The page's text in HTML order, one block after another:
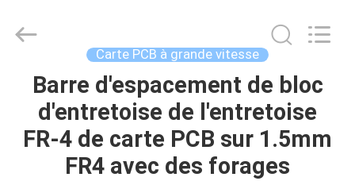
MAISON
Electronics
Technology
Reserved.
Carte PCB à grande vitesse
Barre d'espacement de bloc
d'entretoise de l'entretoise
FR-4 de carte PCB sur 1.5mm
FR4 avec des forages